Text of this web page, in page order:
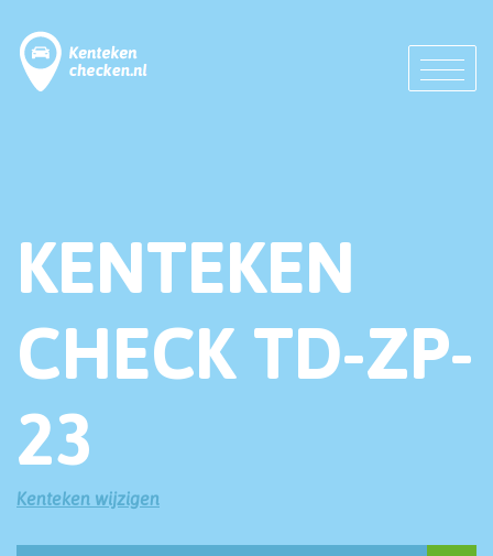
KENTEKEN
CHECK TD-ZP-
23
Kenteken wijzigen